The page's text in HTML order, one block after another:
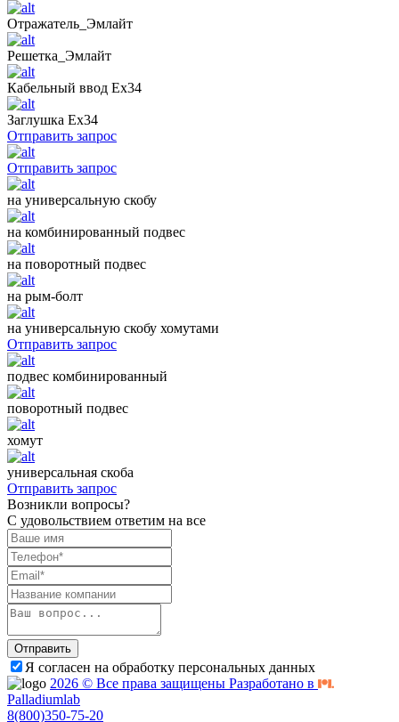
Отражатель_Эмлайт
Решетка_Эмлайт
Кабельный ввод Ех34
Заглушка Ех34
Отправить запрос
Отправить запрос
на универсальную скобу
на комбинированный подвес
на поворотный подвес
на рым-болт
на универсальную скобу хомутами
Отправить запрос
подвес комбинированный
поворотный подвес
хомут
универсальная скоба
Отправить запрос
Возникли вопросы?
С удовольствием ответим на все
Отправить
Я согласен на обработку персональных данных
2026 © Все права защищены Разработано в
Palladiumlab
8(800)350-75-20